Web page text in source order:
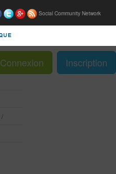
Connexion Inscription
Social Community Network
/